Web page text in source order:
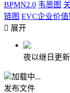
BPMN2.0 韦恩图
链图 EVC企业价值
 展开
夜以继日更
加载中...
发布文件